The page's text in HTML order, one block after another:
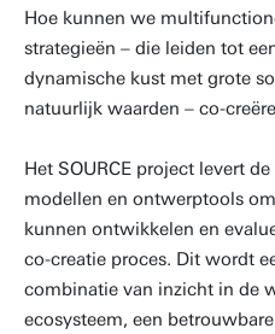
Hoe kunnen we
strategieën – die leiden tot
dynamische kust met grote
natuurlijk waarden – co-
Het SOURCE project levert
modellen en ontwerptools
kunnen ontwikkelen en
co-creatie proces. Dit wordt
combinatie van inzicht in de
ecosysteem, een